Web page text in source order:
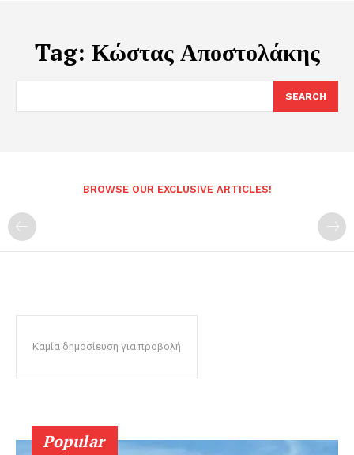
Tag: Κώστας Αποστολάκης
SEARCH
BROWSE OUR EXCLUSIVE ARTICLES!
Καμία δημοσίευση για προβολή
Popular